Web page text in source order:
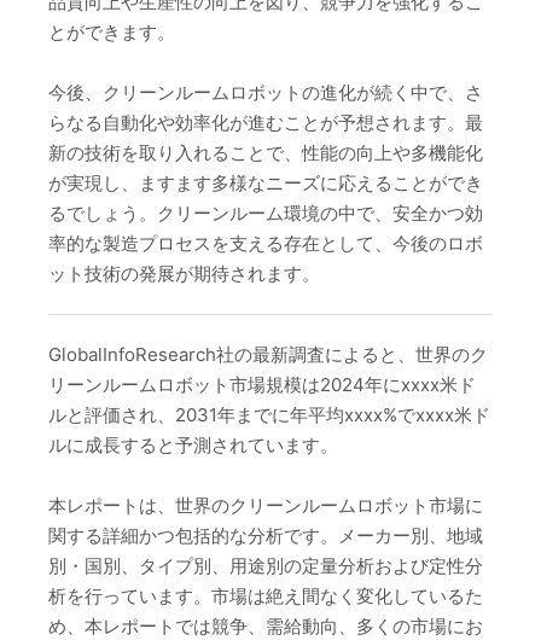
とができます。
今後、クリーンルームロボットの進化が続く中で、さ
らなる自動化や効率化が進むことが予想されます。最
新の技術を取り入れることで、性能の向上や多機能化
が実現し、ますます多様なニーズに応えることができ
るでしょう。クリーンルーム環境の中で、安全かつ効
率的な製造プロセスを支える存在として、今後のロボ
ット技術の発展が期待されます。
GlobalInfoResearch社の最新調査によると、世界のク
リーンルームロボット市場規模は2024年にxxxx米ド
ルと評価され、2031年までに年平均xxxx%でxxxx米ド
ルに成長すると予測されています。
本レポートは、世界のクリーンルームロボット市場に
関する詳細かつ包括的な分析です。メーカー別、地域
別・国別、タイプ別、用途別の定量分析および定性分
析を行っています。市場は絶え間なく変化しているた
め、本レポートでは競争、需給動向、多くの市場にお